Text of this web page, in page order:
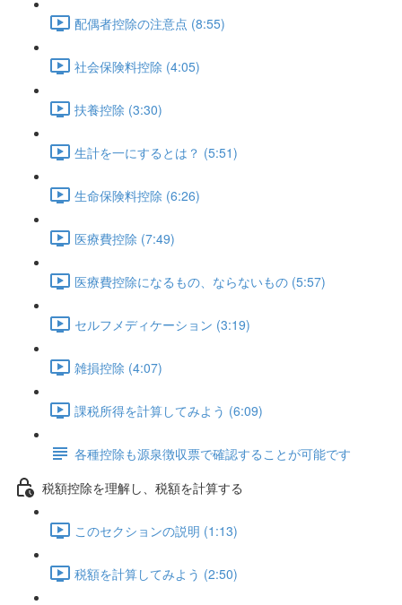
配偶者控除の注意点 (8:55)
社会保険料控除 (4:05)
扶養控除 (3:30)
生計を一にするとは？ (5:51)
生命保険料控除 (6:26)
医療費控除 (7:49)
医療費控除になるもの、ならないもの (5:57)
セルフメディケーション (3:19)
雑損控除 (4:07)
課税所得を計算してみよう (6:09)
各種控除も源泉徴収票で確認することが可能です
税額控除を理解し、税額を計算する
このセクションの説明 (1:13)
税額を計算してみよう (2:50)